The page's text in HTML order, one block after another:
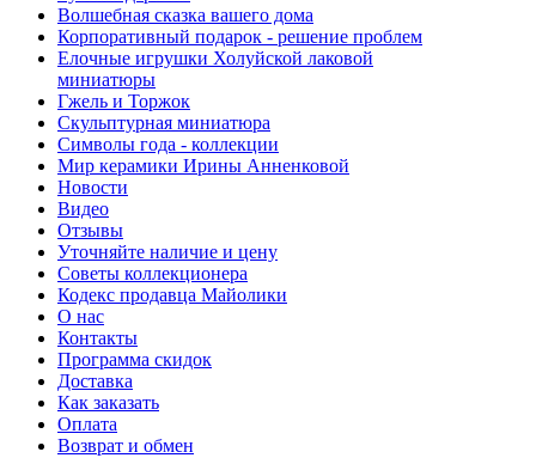
Волшебная сказка вашего дома
Корпоративный подарок - решение проблем
Елочные игрушки Холуйской лаковой
миниатюры
Гжель и Торжок
Скульптурная миниатюра
Символы года - коллекции
Мир керамики Ирины Анненковой
Новости
Видео
Отзывы
Уточняйте наличие и цену
Советы коллекционера
Кодекс продавца Майолики
О нас
Контакты
Программа скидок
Доставка
Как заказать
Оплата
Возврат и обмен